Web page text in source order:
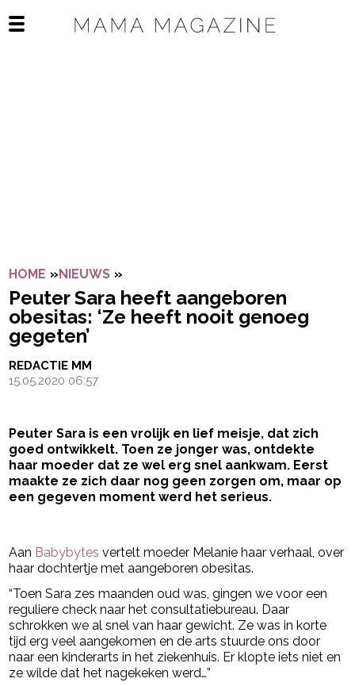
Open het mobiele menu
HOME »NIEUWS »
Peuter Sara heeft aangeboren
obesitas: ‘Ze heeft nooit genoeg
gegeten’
REDACTIE MM
15.05.2020 06:57
Peuter Sara is een vrolijk en lief meisje, dat zich
goed ontwikkelt. Toen ze jonger was, ontdekte
haar moeder dat ze wel erg snel aankwam. Eerst
maakte ze zich daar nog geen zorgen om, maar op
een gegeven moment werd het serieus.
Aan Babybytes vertelt moeder Melanie haar verhaal, over
haar dochtertje met aangeboren obesitas.
“Toen Sara zes maanden oud was, gingen we voor een
reguliere check naar het consultatiebureau. Daar
schrokken we al snel van haar gewicht. Ze was in korte
tijd erg veel aangekomen en de arts stuurde ons door
naar een kinderarts in het ziekenhuis. Er klopte iets niet en
ze wilde dat het nagekeken werd…”